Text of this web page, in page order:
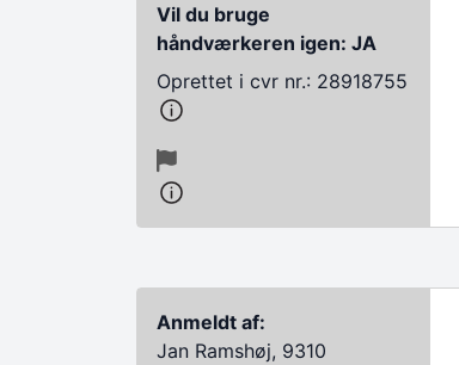
Vil du bruge
håndværkeren igen: JA
Oprettet i cvr nr.: 28918755
Anmeldt af:
Jan Ramshøj, 9310